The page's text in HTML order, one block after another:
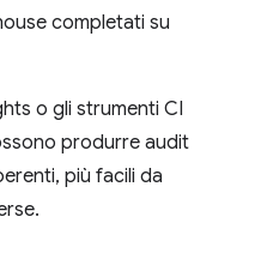
completati su
o gli strumenti CI
produrre audit
più facili da